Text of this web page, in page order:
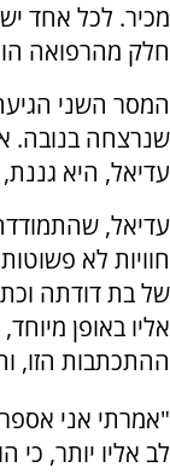
מכיר. לכל אחד
חלק מהרפואה
המסר השני
שנרצחה בנובה.
עדיאל, היא
עדיאל,
חוויות לא
של בת דודתה
אליו באופן
ההתכתבות הזו,
"אמרתי אני
לב אליו יותר,